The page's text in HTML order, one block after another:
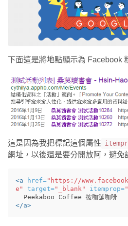
下面這是將地點顯示為 Facebook
這是因為我把標記這個屬性
網址，以後還是要分開放阿，避免
<a href="https://
e"
target="_blank" itemprop=
</a>